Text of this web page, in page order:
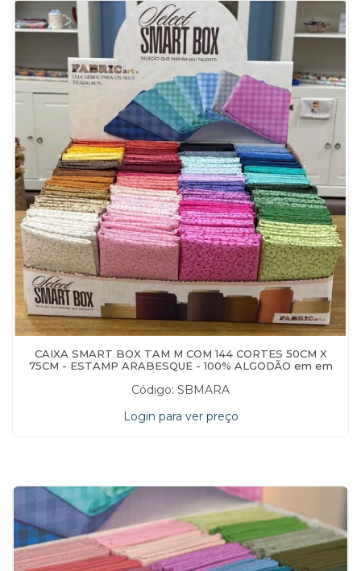
CAIXA SMART BOX TAM M COM 144 CORTES 50CM X
75CM - ESTAMP ARABESQUE - 100% ALGODÃO em em
Código: SBMARA
Login para ver preço